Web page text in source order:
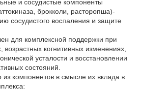
и сосудистые компоненты
брокколи, расторопша)-
сосудистого воспаления и защите
для комплексной поддержки при
возрастных когнитивных изменениях,
усталости и восстановлении
состояний.
из компонентов в смысле их вклада в